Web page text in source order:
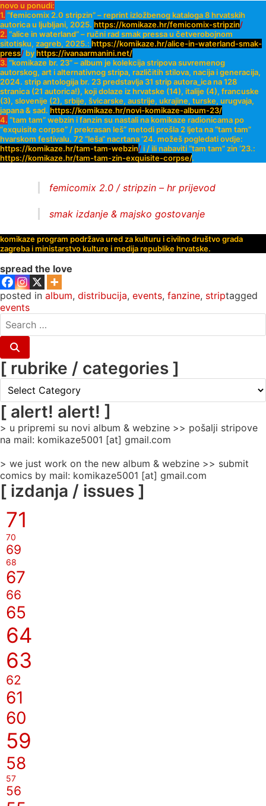
novo u ponudi:
1. “femicomix 2.0 stripzin” – reprint izložbenog kataloga 8 hrvatskih
autorica u ljubljani, 2025. https://komikaze.hr/femicomix-stripzin/
2. “alice in waterland” – ručni rad smak pressa u četverobojnom
sitotisku, zagreb, 2025.: https://komikaze.hr/alice-in-waterland-smak-
press/ byhttps://ivanaarmanini.net/
3. “komikaze br. 23” – album je kolekcija stripova suvremenog
autorskog, art i alternativnog stripa, različitih stilova, nacija i generacija,
2024. strip antologija br. 23 predstavlja 31 strip autora_ica na 128
stranica (21 autorica!), koji dolaze iz hrvatske (14), italije (4), francuske
(3), slovenije (2), srbije, švicarske, austrije, ukrajine, turske, urugvaja,
japana & sad. https://komikaze.hr/novi-komikaze-album-23/
4. “tam tam” webzin i fanzin su nastali na komikaze radionicama po
“exquisite corpse” / prekrasan leš” metodi prošla 2 ljeta na “tam tam”
hvarskom festivalu. 72 “leša“ nacrtana ’24. možeš pogledati ovdje:
https://komikaze.hr/tam-tam-webzin/i / ili nabaviti “tam tam” zin ’23.:
https://komikaze.hr/tam-tam-zin-exquisite-corpse/.
femicomix 2.0 / stripzin – hr prijevod
smak izdanje & majsko gostovanje
komikaze program podržava ured za kulturu i civilno društvo grada
zagreba i ministarstvo kulture i medija republike hrvatske.
spread the love
posted in album, distribucija, events, fanzine, striptagged
events
search
for:
Search
[ rubrike / categories ]
rubrike
/
categories
]
[ alert! alert! ]
> u pripremi su novi album & webzine >> pošalji stripove
na mail: komikaze5001 [at] gmail.com
> we just work on the new album & webzine >> submit
comics by mail: komikaze5001 [at] gmail.com
[ izdanja / issues ]
71
70
69
68
67
66
65
64
63
62
61
60
59
58
57
56